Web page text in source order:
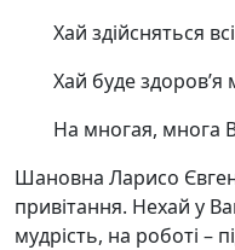
Хай здійсняться
Хай буде здоров’я
На многая, многа
Шановна Ларисо
привітання. Нехай у
мудрість, на роботі –